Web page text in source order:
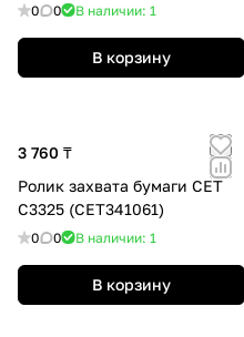
0 0 В наличии: 1
В корзину
3 760 ₸
Ролик захвата бумаги CET
C3325 (CET341061)
0 0 В наличии: 1
В корзину